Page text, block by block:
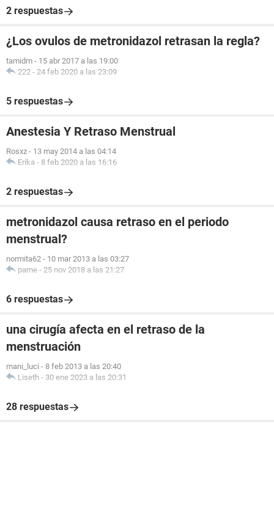
2 respuestas
¿Los ovulos de metronidazol retrasan la regla?
tamidm - 15 abr 2017 a las 19:00
222 - 24 feb 2020 a las 23:09
5 respuestas
Anestesia Y Retraso Menstrual
Rosxz - 13 may 2014 a las 04:14
Erika - 8 feb 2020 a las 16:16
2 respuestas
metronidazol causa retraso en el periodo
menstrual?
normita62 - 10 mar 2013 a las 03:27
pame - 25 nov 2018 a las 21:27
6 respuestas
una cirugía afecta en el retraso de la
menstruación
mani_luci - 8 feb 2013 a las 20:40
Liseth - 30 ene 2023 a las 20:31
28 respuestas